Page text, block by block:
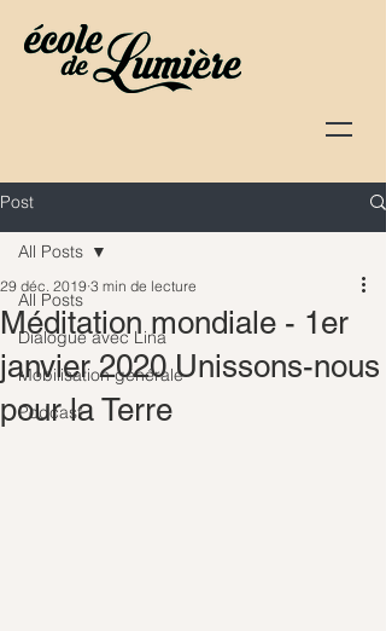
Post
All Posts
Dialogue avec Lina
Mobilisation générale
Podcast
All Posts
Méditation mondiale - 1er
janvier 2020 Unissons-nous
pour la Terre
29 déc. 2019 3 min de lecture